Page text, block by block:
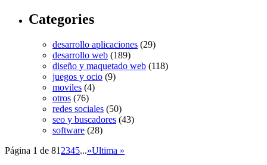
Categories
desarrollo aplicaciones (29)
desarrollo web (189)
diseño y maquetado web (118)
juegos y ocio (9)
moviles (4)
otros (76)
redes sociales (50)
seo y buscadores (43)
software (28)
Página 1 de 81 2345...»Ultima »